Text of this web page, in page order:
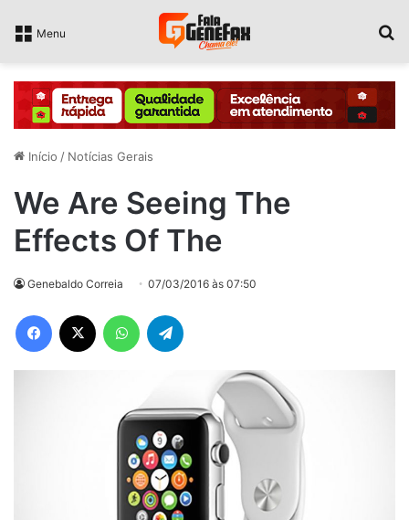
Menu
Início / Notícias Gerais
We Are Seeing The
Effects Of The
Genebaldo Correia 07/03/2016 às 07:50
Facebook WhatsApp